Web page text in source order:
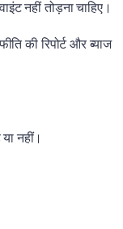
नहीं तोड़ना चाहिए।
की रिपोर्ट और ब्याज
नहीं।